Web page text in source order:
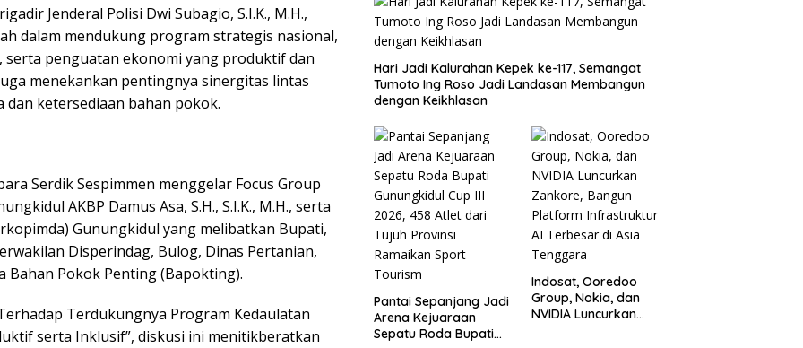
Jenderal Polisi Dwi Subagio, S.I.K., M.H.,
dalam mendukung program strategis nasional,
penguatan ekonomi yang produktif dan
menekankan pentingnya sinergitas lintas
ketersediaan bahan pokok.
Serdik Sespimmen menggelar Focus Group
AKBP Damus Asa, S.H., S.I.K., M.H., serta
Gunungkidul yang melibatkan Bupati,
Disperindag, Bulog, Dinas Pertanian,
Pokok Penting (Bapokting).
Terdukungnya Program Kedaulatan
serta Inklusif”, diskusi ini menitikberatkan
Hari Jadi Kalurahan Kepek ke-117, Semangat
Tumoto Ing Roso Jadi Landasan Membangun
dengan Keikhlasan
Pantai Sepanjang Jadi
Arena Kejuaraan
Sepatu Roda Bupati
Indosat, Ooredoo
Group, Nokia, dan
NVIDIA Luncurkan